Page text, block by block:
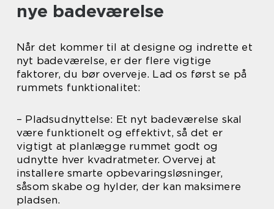
nye badeværelse
Når det kommer til at designe og indrette et
nyt badeværelse, er der flere vigtige
faktorer, du bør overveje. Lad os først se på
rummets funktionalitet:
– Pladsudnyttelse: Et nyt badeværelse skal
være funktionelt og effektivt, så det er
vigtigt at planlægge rummet godt og
udnytte hver kvadratmeter. Overvej at
installere smarte opbevaringsløsninger,
såsom skabe og hylder, der kan maksimere
pladsen.